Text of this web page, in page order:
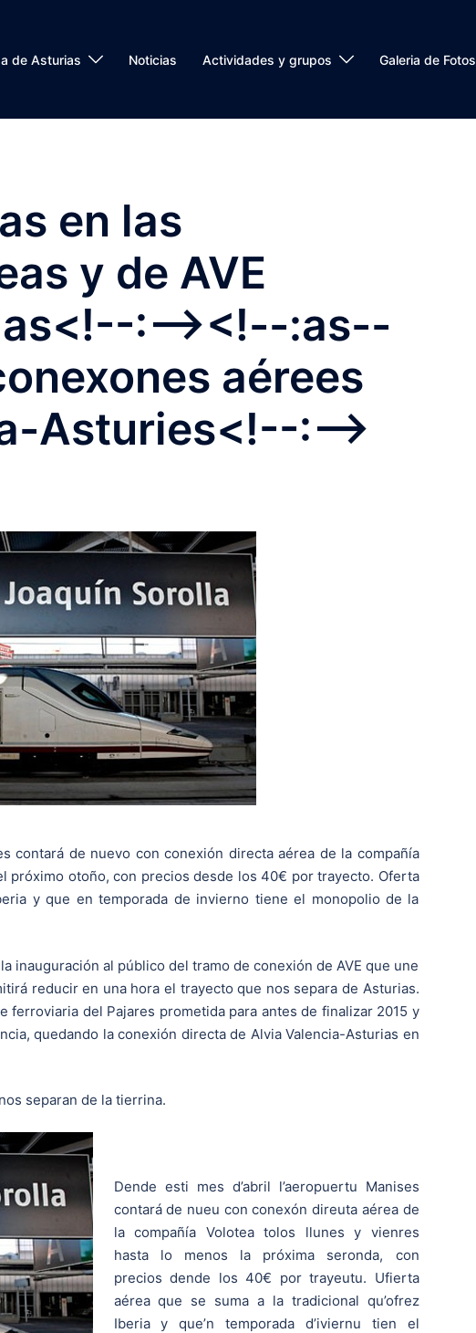
de Asturias Noticias Actividades y grupos Galeria de Fotos
en las
y de AVE
:--><!--:as--
aérees
Asturies<!--:-->
contará de nuevo con conexión directa aérea de la compañía
próximo otoño, con precios desde los 40€ por trayecto. Oferta
y que en temporada de invierno tiene el monopolio de la
inauguración al público del tramo de conexión de AVE que une
reducir en una hora el trayecto que nos separa de Asturias.
ferroviaria del Pajares prometida para antes de finalizar 2015 y
quedando la conexión directa de Alvia Valencia-Asturias en
separan de la tierrina.
Dende esti mes d’abril l’aeropuertu Manises
contará de nueu con conexón direuta aérea de
la compañía Volotea tolos llunes y vienres
hasta lo menos la próxima seronda, con
precios dende los 40€ por trayeutu. Ufierta
aérea que se suma a la tradicional qu’ofrez
Iberia y que’n temporada d’iviernu tien el